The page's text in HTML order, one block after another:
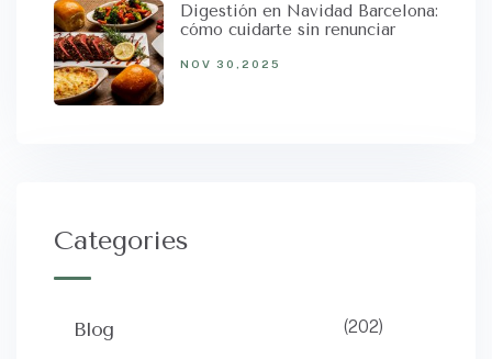
Digestión en Navidad Barcelona:
cómo cuidarte sin renunciar
NOV 30,2025
Categories
Blog (202)